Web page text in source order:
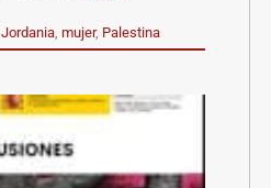
,Jordania ,mujer, Palestina